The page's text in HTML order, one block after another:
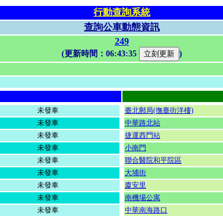
行動查詢系統
查詢公車動態資訊
249
(更新時間： 06:43:35 )
未發車
未發車
未發車
未發車
未發車
未發車
未發車
未發車
未發車
臺北郵局(撫臺街洋樓)
中華路北站
捷運西門站
小南門
聯合醫院和平院區
大埔街
廈安里
南機場公寓
中華南海路口